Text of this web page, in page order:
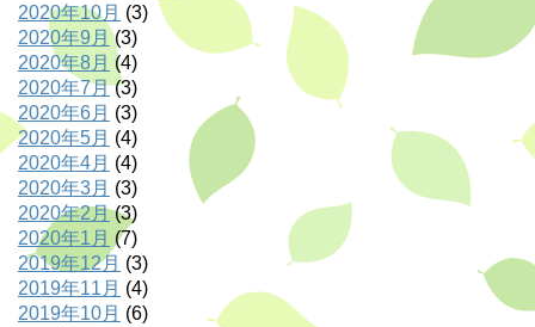
2020年10月 (3)
2020年9月 (3)
2020年8月 (4)
2020年7月(3)
2020年6月 (3)
2020年5月 (4)
2020年4月 (4)
2020年3月 (3)
2020年2月(3)
2020年1月 (7)
2019年12月 (3)
2019年11月 (4)
2019年10月 (6)